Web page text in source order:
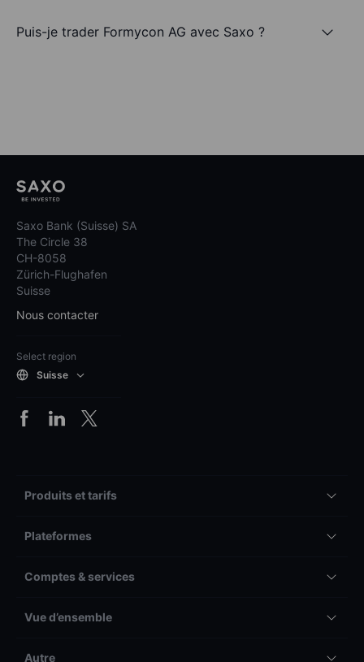
Puis-je trader Formycon AG avec Saxo ?
Saxo Bank (Suisse) SA
The Circle 38
CH-8058
Zürich-Flughafen
Suisse
Nous contacter
Select region
Suisse
Produits et tarifs
Plateformes
Comptes & services
Vue d’ensemble
Autre